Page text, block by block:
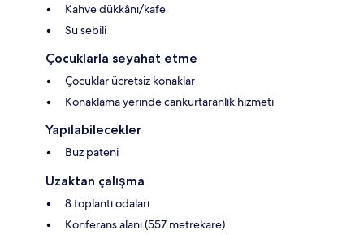
Kahve dükkânı/kafe
Su sebili
Çocuklarla seyahat etme
Çocuklar ücretsiz konaklar
Konaklama yerinde cankurtaranlık hizmeti
Yapılabilecekler
Buz pateni
Uzaktan çalışma
8 toplantı odaları
Konferans alanı (557 metrekare)